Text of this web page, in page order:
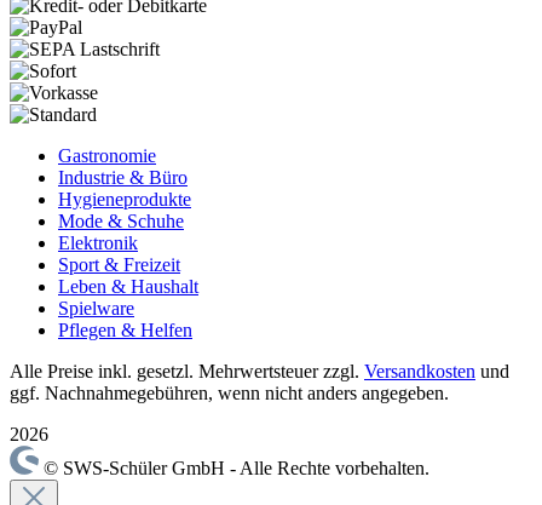
Gastronomie
Industrie & Büro
Hygieneprodukte
Mode & Schuhe
Elektronik
Sport & Freizeit
Leben & Haushalt
Spielware
Pflegen & Helfen
Alle Preise inkl. gesetzl. Mehrwertsteuer zzgl. Versandkosten und
ggf. Nachnahmegebühren, wenn nicht anders angegeben.
2026
© SWS-Schüler GmbH - Alle Rechte vorbehalten.